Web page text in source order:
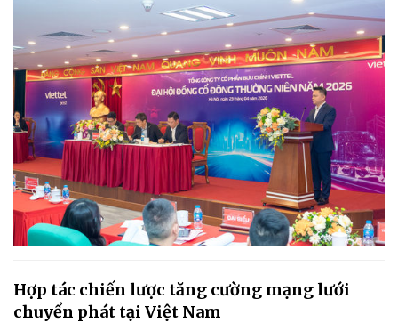
Hợp tác chiến lược tăng cường mạng lưới
chuyển phát tại Việt Nam